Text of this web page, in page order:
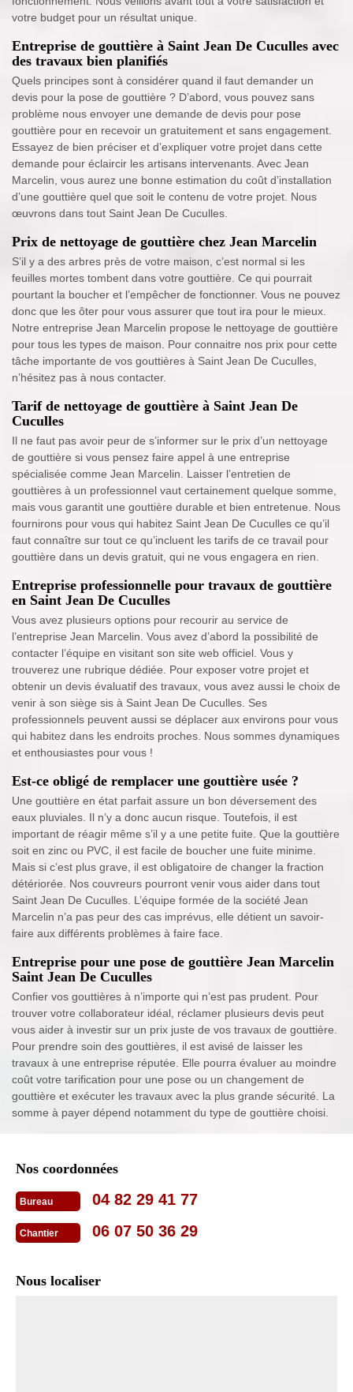
votre budget pour un résultat unique.
Entreprise de gouttière à Saint Jean De Cuculles avec
des travaux bien planifiés
Quels principes sont à considérer quand il faut demander un
devis pour la pose de gouttière ? D’abord, vous pouvez sans
problème nous envoyer une demande de devis pour pose
gouttière pour en recevoir un gratuitement et sans engagement.
Essayez de bien préciser et d’expliquer votre projet dans cette
demande pour éclaircir les artisans intervenants. Avec Jean
Marcelin, vous aurez une bonne estimation du coût d’installation
d’une gouttière quel que soit le contenu de votre projet. Nous
œuvrons dans tout Saint Jean De Cuculles.
Prix de nettoyage de gouttière chez Jean Marcelin
S’il y a des arbres près de votre maison, c’est normal si les
feuilles mortes tombent dans votre gouttière. Ce qui pourrait
pourtant la boucher et l’empêcher de fonctionner. Vous ne pouvez
donc que les ôter pour vous assurer que tout ira pour le mieux.
Notre entreprise Jean Marcelin propose le nettoyage de gouttière
pour tous les types de maison. Pour connaitre nos prix pour cette
tâche importante de vos gouttières à Saint Jean De Cuculles,
n’hésitez pas à nous contacter.
Tarif de nettoyage de gouttière à Saint Jean De
Cuculles
Il ne faut pas avoir peur de s’informer sur le prix d’un nettoyage
de gouttière si vous pensez faire appel à une entreprise
spécialisée comme Jean Marcelin. Laisser l’entretien de
gouttières à un professionnel vaut certainement quelque somme,
mais vous garantit une gouttière durable et bien entretenue. Nous
fournirons pour vous qui habitez Saint Jean De Cuculles ce qu’il
faut connaître sur tout ce qu’incluent les tarifs de ce travail pour
gouttière dans un devis gratuit, qui ne vous engagera en rien.
Entreprise professionnelle pour travaux de gouttière
en Saint Jean De Cuculles
Vous avez plusieurs options pour recourir au service de
l’entreprise Jean Marcelin. Vous avez d’abord la possibilité de
contacter l’équipe en visitant son site web officiel. Vous y
trouverez une rubrique dédiée. Pour exposer votre projet et
obtenir un devis évaluatif des travaux, vous avez aussi le choix de
venir à son siège sis à Saint Jean De Cuculles. Ses
professionnels peuvent aussi se déplacer aux environs pour vous
qui habitez dans les endroits proches. Nous sommes dynamiques
et enthousiastes pour vous !
Est-ce obligé de remplacer une gouttière usée ?
Une gouttière en état parfait assure un bon déversement des
eaux pluviales. Il n’y a donc aucun risque. Toutefois, il est
important de réagir même s’il y a une petite fuite. Que la gouttière
soit en zinc ou PVC, il est facile de boucher une fuite minime.
Mais si c’est plus grave, il est obligatoire de changer la fraction
détériorée. Nos couvreurs pourront venir vous aider dans tout
Saint Jean De Cuculles. L’équipe formée de la société Jean
Marcelin n’a pas peur des cas imprévus, elle détient un savoir-
faire aux différents problèmes à faire face.
Entreprise pour une pose de gouttière Jean Marcelin
Saint Jean De Cuculles
Confier vos gouttières à n’importe qui n’est pas prudent. Pour
trouver votre collaborateur idéal, réclamer plusieurs devis peut
vous aider à investir sur un prix juste de vos travaux de gouttière.
Pour prendre soin des gouttières, il est avisé de laisser les
travaux à une entreprise réputée. Elle pourra évaluer au moindre
coût votre tarification pour une pose ou un changement de
gouttière et exécuter les travaux avec la plus grande sécurité. La
somme à payer dépend notamment du type de gouttière choisi.
Nos coordonnées
Bureau 04 82 29 41 77
Chantier 06 07 50 36 29
Nous localiser